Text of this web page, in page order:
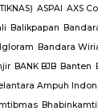
ASPAI AXS
Balikpapan
Bandara
BANK BJB Banten
Ampuh